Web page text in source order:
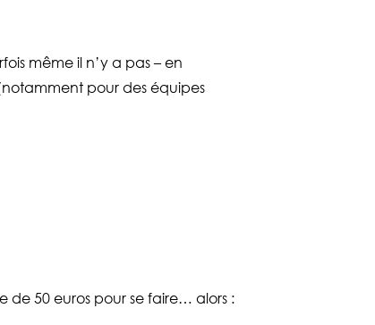
même il n’y a pas – en
pour des équipes
de 50 euros pour se faire… alors :